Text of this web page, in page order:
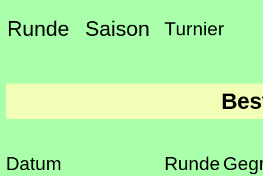
Runde Saison Turnier
Datum Runde